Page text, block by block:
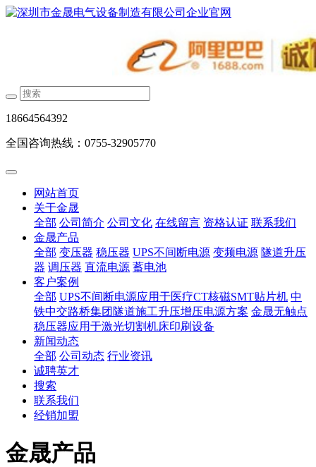
18664564392
全国咨询热线：0755-32905770
网站首页
关于金晟
全部 公司简介 公司文化 在线留言 资格认证 联系我们
金晟产品
全部 变压器 稳压器 UPS不间断电源 变频电源 隧道升压
器 调压器 直流电源 蓄电池
客户案例
全部 UPS不间断电源应用于医疗CT核磁SMT贴片机 中
铁中交路桥集团隧道施工升压增压电源方案 金晟无触点
稳压器应用于激光切割机床印刷设备
新闻动态
全部 公司动态 行业资讯
诚聘英才
搜索
联系我们
经销加盟
金晟产品